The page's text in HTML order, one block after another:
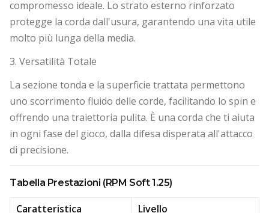
compromesso ideale. Lo strato esterno rinforzato
protegge la corda dall'usura, garantendo una vita utile
molto più lunga della media.
3. Versatilità Totale
La sezione tonda e la superficie trattata permettono
uno scorrimento fluido delle corde, facilitando lo spin e
offrendo una traiettoria pulita. È una corda che ti aiuta
in ogni fase del gioco, dalla difesa disperata all'attacco
di precisione.
Tabella Prestazioni (RPM Soft 1.25)
Caratteristica
Livello